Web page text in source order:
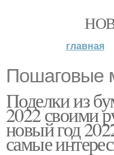
главная
Пошаговые
Поделки из
2022 своими
новый год
самые